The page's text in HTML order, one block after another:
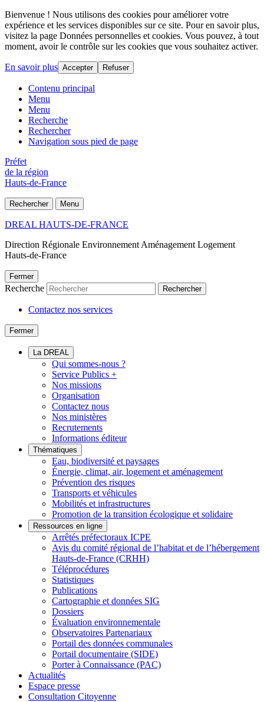
Bienvenue ! Nous utilisons des cookies pour améliorer votre
expérience et les services disponibles sur ce site. Pour en savoir plus,
visitez la page Données personnelles et cookies. Vous pouvez, à tout
moment, avoir le contrôle sur les cookies que vous souhaitez activer.
En savoir plus Accepter Refuser
Contenu principal
Menu
Menu
Recherche
Rechercher
Navigation sous pied de page
Préfet
de la région
Hauts-de-France
Rechercher Menu
DREAL HAUTS-DE-FRANCE
Direction Régionale Environnement Aménagement Logement
Hauts-de-France
Fermer
Recherche Rechercher
Contactez nos services
Fermer
La DREAL
Qui sommes-nous ?
Service Publics +
Nos missions
Organisation
Contactez nous
Nos ministères
Recrutements
Informations éditeur
Thématiques
Eau, biodiversité et paysages
Énergie, climat, air, logement et aménagement
Prévention des risques
Transports et véhicules
Mobilités et infrastructures
Promotion de la transition écologique et solidaire
Ressources en ligne
Arrêtés préfectoraux ICPE
Avis du comité régional de l’habitat et de l’hébergement
Hauts-de-France (CRHH)
Téléprocédures
Statistiques
Publications
Cartographie et données SIG
Dossiers
Évaluation environnementale
Observatoires Partenariaux
Portail des données communales
Portail documentaire (SIDE)
Porter à Connaissance (PAC)
Actualités
Espace presse
Consultation Citoyenne